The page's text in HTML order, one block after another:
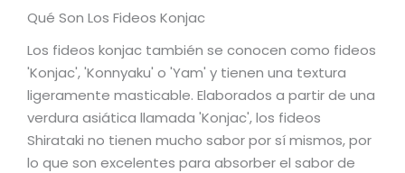
Qué Son Los Fideos Konjac
Los fideos konjac también se conocen como fideos
'Konjac', 'Konnyaku' o 'Yam' y tienen una textura
ligeramente masticable. Elaborados a partir de una
verdura asiática llamada 'Konjac', los fideos
Shirataki no tienen mucho sabor por sí mismos, por
lo que son excelentes para absorber el sabor de